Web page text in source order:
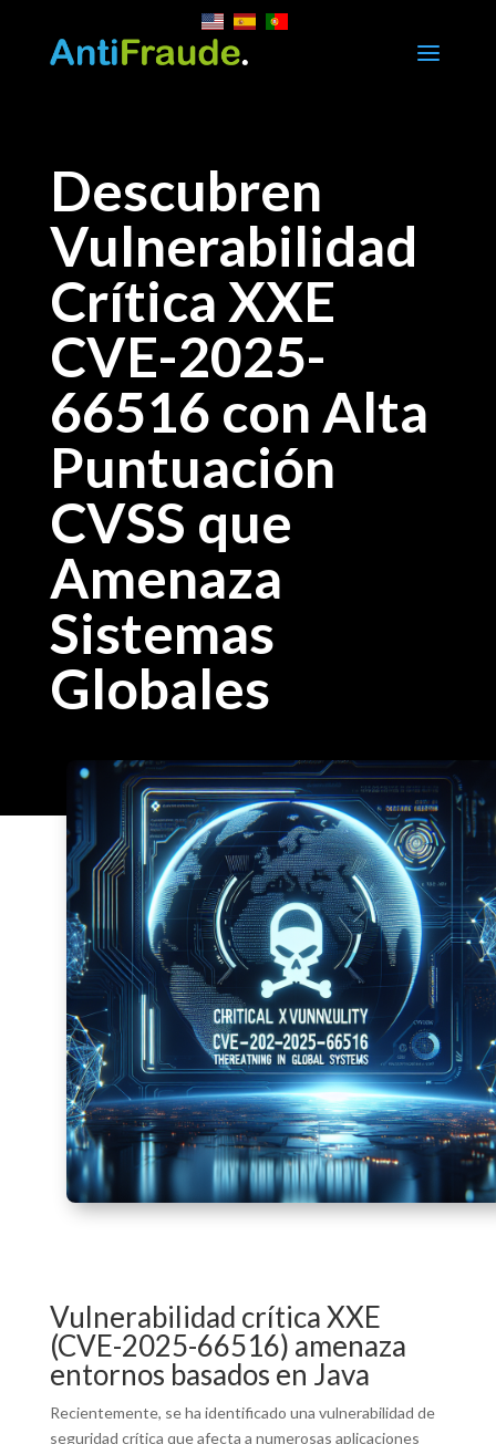
a
Descubren
Vulnerabilidad
Crítica XXE
CVE-2025-
66516 con Alta
Puntuación
CVSS que
Amenaza
Sistemas
Globales
Vulnerabilidad crítica XXE
(CVE-2025-66516) amenaza
entornos basados en Java
Recientemente, se ha identificado una vulnerabilidad de
seguridad crítica que afecta a numerosas aplicaciones